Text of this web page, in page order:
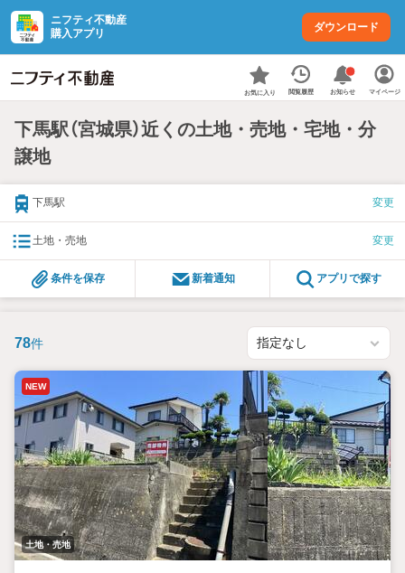
ニフティ不動産
購入アプリ
ダウンロード
お気に入り 閲覧履歴 お知らせ マイページ
下馬駅（宮城県）近くの土地・売地・宅地・分
譲地
下馬駅 変更
土地・売地 変更
条件を保存 新着通知 アプリで探す
78件
NEW
土地・売地